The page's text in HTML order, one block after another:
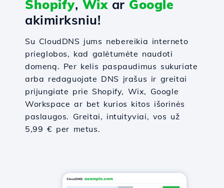
Shopify, Wixar Google
akimirksniu!
Su CloudDNS jums nebereikia interneto
prieglobos, kad galėtumėte naudoti
domeną. Per kelis paspaudimus sukuriate
arba redaguojate DNS įrašus ir greitai
prijungiate prie Shopify, Wix, Google
Workspace ar bet kurios kitos išorinės
paslaugos. Greitai, intuityviai, vos už
5,99 € per metus.